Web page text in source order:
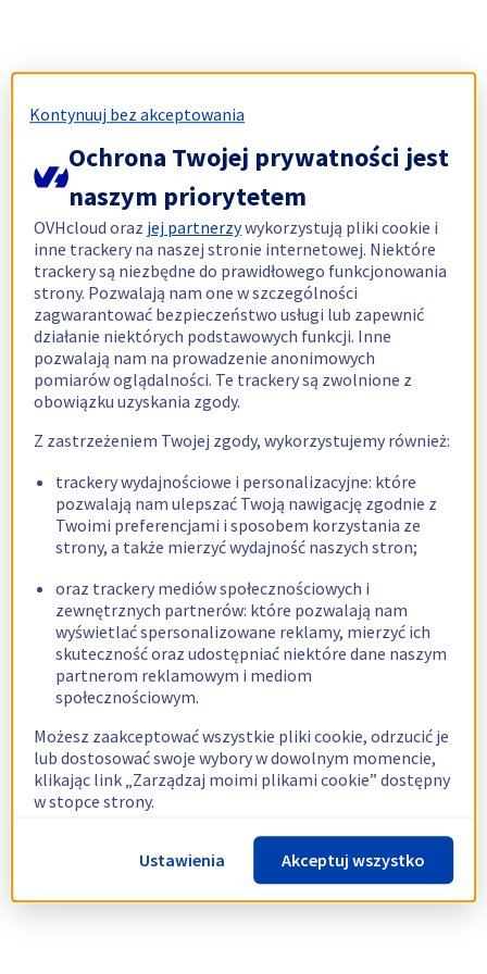
Kontynuuj bez akceptowania
Ochrona Twojej prywatności jest
naszym priorytetem
OVHcloud oraz jej partnerzywykorzystują pliki cookie i
inne trackery na naszej stronie internetowej. Niektóre
trackery są niezbędne do prawidłowego funkcjonowania
strony. Pozwalają nam one w szczególności
zagwarantować bezpieczeństwo usługi lub zapewnić
działanie niektórych podstawowych funkcji. Inne
pozwalają nam na prowadzenie anonimowych
pomiarów oglądalności. Te trackery są zwolnione z
obowiązku uzyskania zgody.
Z zastrzeżeniem Twojej zgody, wykorzystujemy również:
trackery wydajnościowe i personalizacyjne: które
pozwalają nam ulepszać Twoją nawigację zgodnie z
Twoimi preferencjami i sposobem korzystania ze
strony, a także mierzyć wydajność naszych stron;
oraz trackery mediów społecznościowych i
zewnętrznych partnerów: które pozwalają nam
wyświetlać spersonalizowane reklamy, mierzyć ich
skuteczność oraz udostępniać niektóre dane naszym
partnerom reklamowym i mediom
społecznościowym.
Możesz zaakceptować wszystkie pliki cookie, odrzucić je
lub dostosować swoje wybory w dowolnym momencie,
klikając link „Zarządzaj moimi plikami cookie” dostępny
w stopce strony.
Więcej informacji znajdziesz w naszejpolityce
dotyczącej wykorzystywania plików cookie.
Ustawienia Akceptuj wszystko